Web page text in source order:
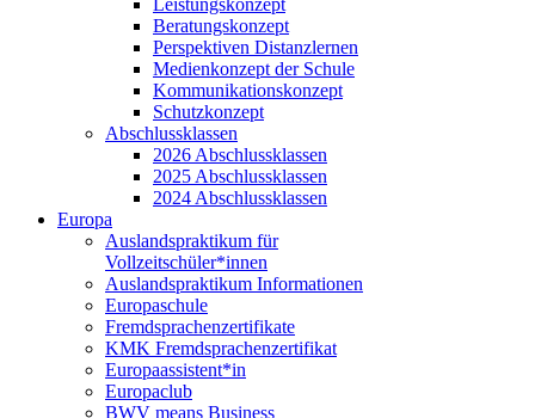
Leistungskonzept
Beratungskonzept
Perspektiven Distanzlernen
Medienkonzept der Schule
Kommunikationskonzept
Schutzkonzept
Abschlussklassen
2026 Abschlussklassen
2025 Abschlussklassen
2024 Abschlussklassen
Europa
Auslandspraktikum für
Vollzeitschüler*innen
Auslandspraktikum Informationen
Europaschule
Fremdsprachenzertifikate
KMK Fremdsprachenzertifikat
Europaassistent*in
Europaclub
BWV means Business